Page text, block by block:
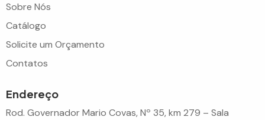
Sobre Nós
Catálogo
Solicite um Orçamento
Contatos
Endereço
Rod. Governador Mario Covas, Nº 35, km 279 – Sala